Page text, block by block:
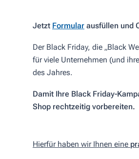
Jetzt Formular ausfüllen und
Der Black Friday, die „Black
für viele Unternehmen (und
des Jahres.
Damit Ihre Black Friday-
Shop rechtzeitig vorbereiten.
Hierfür haben wir Ihnen eine